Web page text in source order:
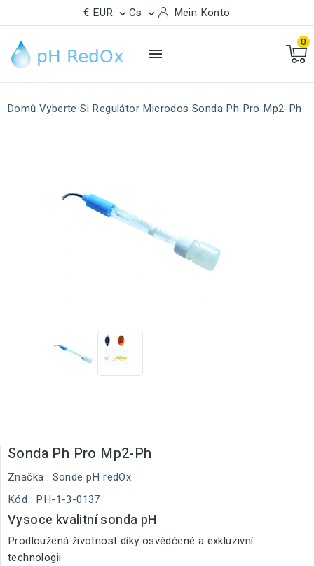
€ EUR  Cs  Mein Konto

0
Domů Vyberte Si Regulátor Microdos Sonda Ph Pro Mp2-Ph
Sonda Ph Pro Mp2-Ph
Značka : Sonde pH redOx
Kód : PH-1-3-0137
Vysoce kvalitní sonda pH
Prodloužená životnost díky osvědčené a exkluzivní
technologii